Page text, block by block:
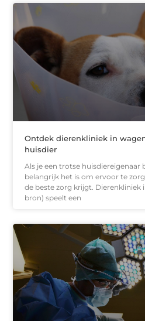
Ontdek dierenkliniek in
huisdier
Als je een trotse huisdiereigenaar
belangrijk het is om ervoor te
de beste zorg krijgt. Dierenkliniek
bron) speelt een